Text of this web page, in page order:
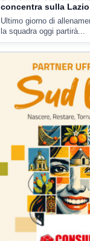
ULTIMI VIDEO